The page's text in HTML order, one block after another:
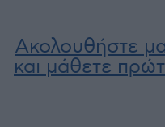
Ακολουθήστε
και μάθετε